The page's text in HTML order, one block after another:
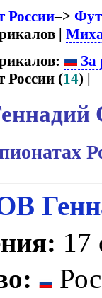
России–>
|
За
России (14) |
17